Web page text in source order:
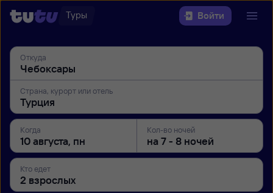
Туры Войти
Откуда
Страна, курорт или отель
Когда Кол-во ночей
Кто едет